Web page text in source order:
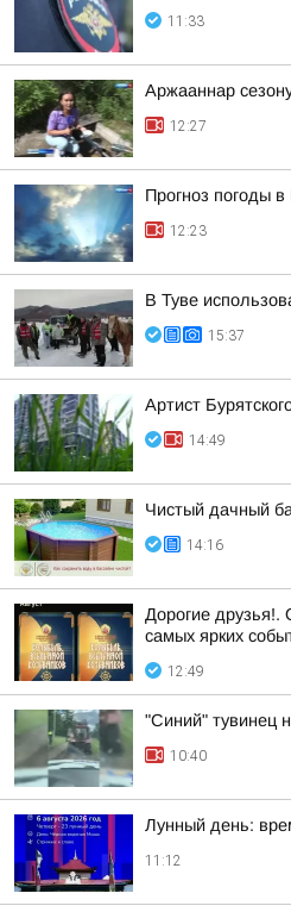
11:33
Аржааннар
12:27
Прогноз погоды
12:23
В Туве
15:37
Артист
14:49
Чистый дачный
14:16
Дорогие друзья!.
самых ярких
12:49
"Синий" тувинец
10:40
Лунный день:
11:12